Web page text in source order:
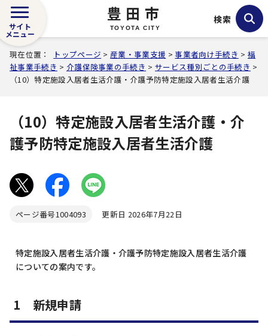
豊田市
TOYOTA CITY
サイト
メニュー
検索
現在位置： トップページ > 産業・事業支援 > 事業者向け手続き > 福
祉事業手続き > 介護保険事業の手続き >サービス種別ごとの手続き >
（10）特定施設入居者生活介護・介護予防特定施設入居者生活介護
（10）特定施設入居者生活介護・介
護予防特定施設入居者生活介護
ページ番号1004093 更新日 2026年7月22日
特定施設入居者生活介護・介護予防特定施設入居者生活介護
についての案内です。
1 新規申請